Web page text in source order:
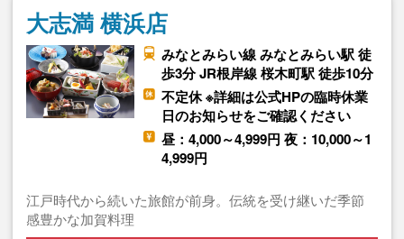
大志満 横浜店
みなとみらい線 みなとみらい駅 徒
歩3分 JR根岸線 桜木町駅 徒歩10分
不定休 ※詳細は公式HPの臨時休業
日のお知らせをご確認ください
昼：4,000～4,999円 夜：10,000～1
4,999円
江戸時代から続いた旅館が前身。伝統を受け継いだ季節
感豊かな加賀料理